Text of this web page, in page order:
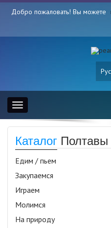
Добро пожаловать! Вы можете
Toggle
navigation
Каталог Полтавы
Едим / пьем
Закупаемся
Играем
Молимся
На природу